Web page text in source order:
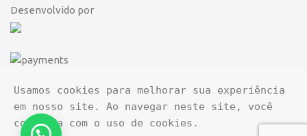
Desenvolvido por
Usamos cookies para melhorar sua experiência
em nosso site. Ao navegar neste site, você
concorda com o uso de cookies.